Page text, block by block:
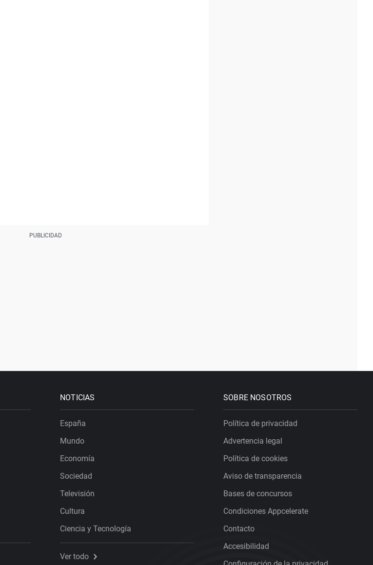
NOTICIAS
España
Mundo
Economía
Sociedad
Televisión
Cultura
Ciencia y Tecnología
Ver todo
SOBRE NOSOTROS
Política de privacidad
Advertencia legal
Política de cookies
Aviso de transparencia
Bases de concursos
Condiciones Appcelerate
Contacto
Accesibilidad